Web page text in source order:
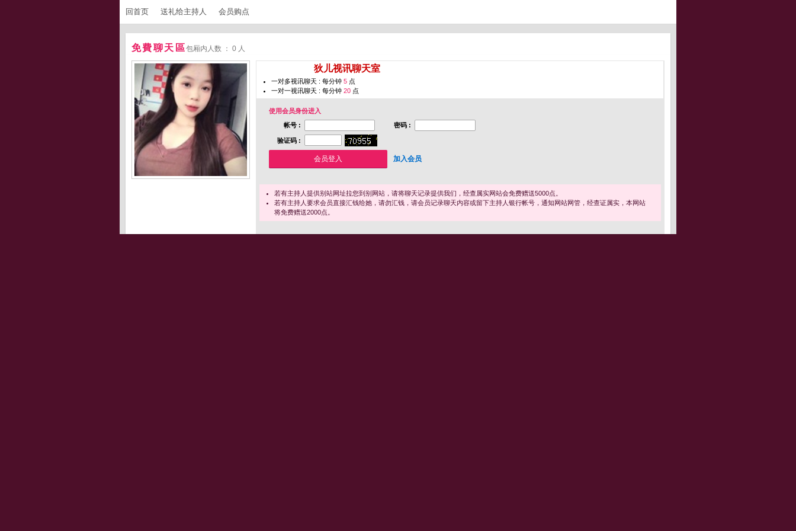
回首页 送礼给主持人 会员购点
免費聊天區包厢内人数 ： 0 人
狄儿视讯聊天室
一对多视讯聊天 : 每分钟 5 点
一对一视讯聊天 : 每分钟 20 点
使用会员身份进入
帐号 :
密码 :
验证码 :
加入会员
若有主持人提供别站网址拉您到别网站，请将聊天记录提供我们，经查属实网站会免费赠送5000点。
若有主持人要求会员直接汇钱给她，请勿汇钱，请会员记录聊天内容或留下主持人银行帐号，通知网站网管，经查证属实，本网站
将免费赠送2000点。